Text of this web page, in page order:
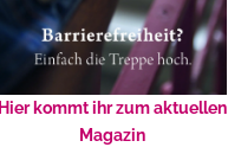
Hier kommt ihr zum aktuellen
Magazin